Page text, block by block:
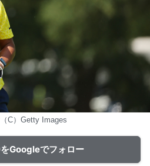
C）Getty Images
Googleでフォロー